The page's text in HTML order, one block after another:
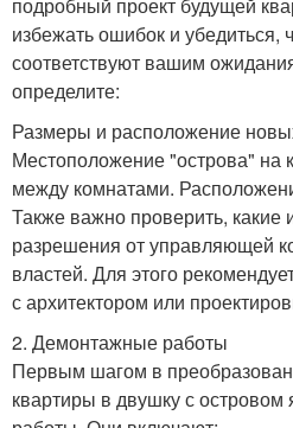
избежать ошибок и убедиться,
соответствуют вашим
определите:
Размеры и расположение
Местоположение "острова" на
между комнатами.
Также важно проверить, какие
разрешения от управляющей
властей. Для этого
с архитектором или
2. Демонтажные работы
Первым шагом в
квартиры в двушку с